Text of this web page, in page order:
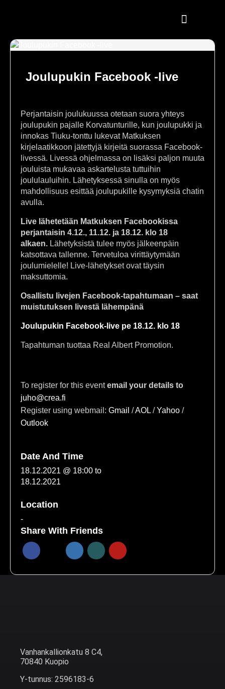
Joulupukin Facebook -live
Perjantaisin joulukuussa otetaan suora yhteys
joulupukin pajalle Korvatunturille, kun joulupukki ja
innokas Tiuku-tonttu lukevat Matkuksen
kirjelaatikkoon jätettyjä kirjeitä suorassa Facebook-
livessä. Livessä ohjelmassa on lisäksi paljon muuta
jouluista mukavaa askartelusta tuttuihin
joululauluihin. Lähetyksessä sinulla on myös
mahdollisuus esittää joulupukille kysymyksiä chatin
avulla.
Live lähetetään Matkuksen Facebookissa
perjantaisin 4.12., 11.12. ja 18.12. klo 18
alkaen. Lähetyksistä tulee myös jälkeenpäin
katsottava tallenne. Tervetuloa virittäytymään
joulumielelle! Live-lähetykset ovat täysin
maksuttomia.
Osallistu livejen Facebook-tapahtumaan – saat
muistutuksen livestä lähempänä
Joulupukin Facebook-live pe 18.12. klo 18
Tapahtuman tuottaa Real Albert Promotion.
To register for this eventemail your details to
juho@crea.fi
Register using webmail: Gmail /AOL /Yahoo /
Outlook
Date And Time
18.12.2021 @ 18:00 to
18.12.2021
Location
-
Share With Friends
Vanhankallionkatu 8 C4,
70840 Kuopio
Y-tunnus: 2596183-6